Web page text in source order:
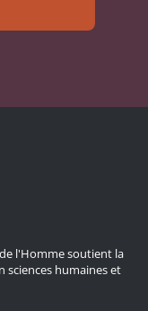
l'Homme soutient la
sciences humaines et